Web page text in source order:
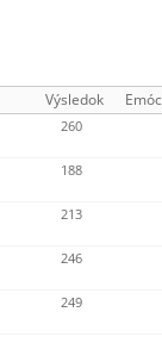
Výsledok
260
188
213
246
249